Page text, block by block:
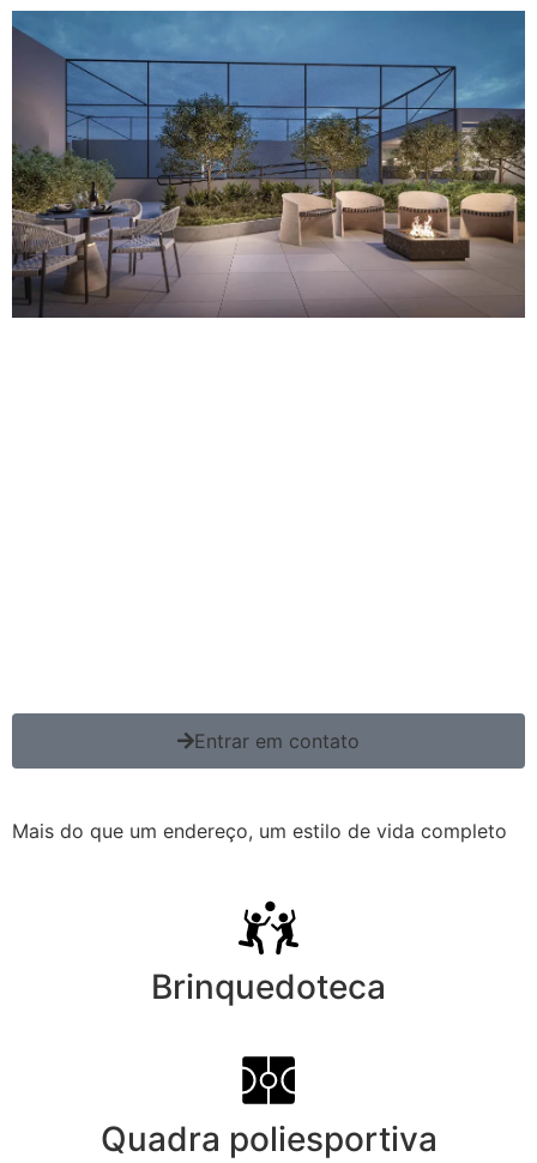
Entrar em contato
Mais do que um endereço, um estilo de vida completo
Brinquedoteca
Quadra poliesportiva